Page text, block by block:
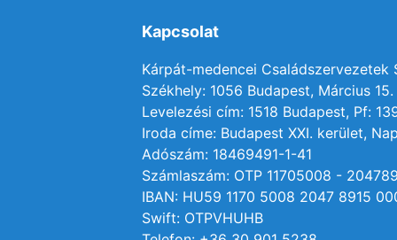
Kapcsolat
Kárpát-medencei Családszervezetek
Székhely: 1056 Budapest, Március
Levelezési cím: 1518 Budapest, Pf:
Iroda címe: Budapest XXI. kerület,
Adószám: 18469491-1-41
Számlaszám: OTP 11705008 -
IBAN: HU59 1170 5008 2047 8915
Swift: OTPVHUHB